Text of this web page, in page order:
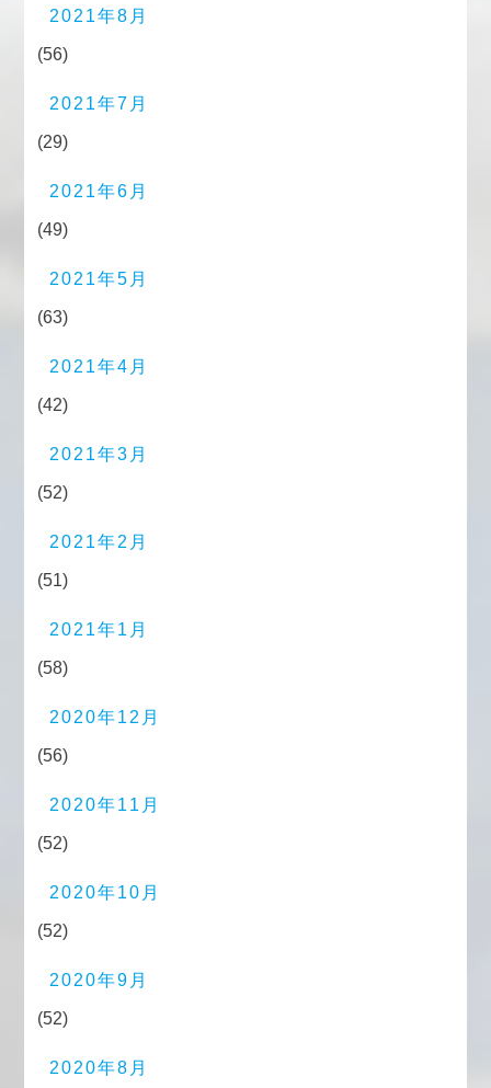
2021年8月
(56)
2021年7月
(29)
2021年6月
(49)
2021年5月
(63)
2021年4月
(42)
2021年3月
(52)
2021年2月
(51)
2021年1月
(58)
2020年12月
(56)
2020年11月
(52)
2020年10月
(52)
2020年9月
(52)
2020年8月